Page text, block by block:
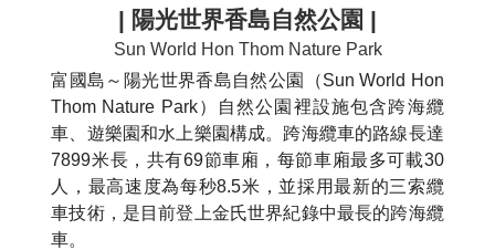
| 陽光世界香島自然公園 |
Sun World Hon Thom Nature Park
富國島～陽光世界香島自然公園（Sun World Hon
Thom Nature Park）自然公園裡設施包含跨海纜
車、遊樂園和水上樂園構成。跨海纜車的路線長達
7899米長，共有69節車廂，每節車廂最多可載30
人，最高速度為每秒8.5米，並採用最新的三索纜
車技術，是目前登上金氏世界紀錄中最長的跨海纜
車。